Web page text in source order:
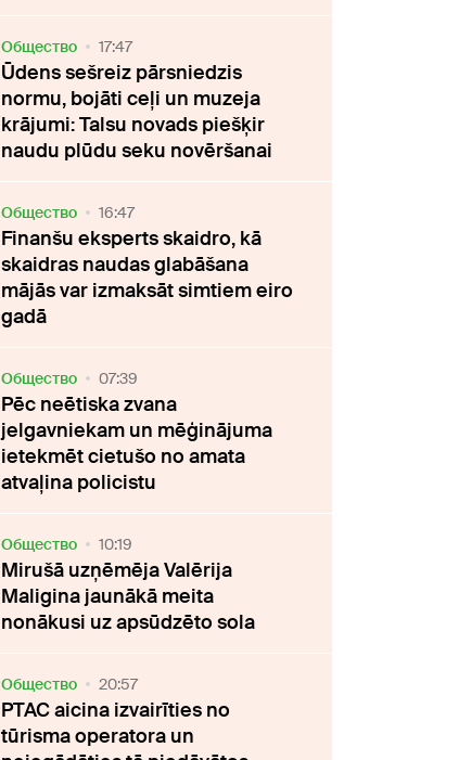
Oбщество 17:47
Ūdens sešreiz pārsniedzis
normu, bojāti ceļi un muzeja
krājumi: Talsu novads piešķir
naudu plūdu seku novēršanai
Oбщество 16:47
Finanšu eksperts skaidro, kā
skaidras naudas glabāšana
mājās var izmaksāt simtiem eiro
gadā
Oбщество 07:39
Pēc neētiska zvana
jelgavniekam un mēģinājuma
ietekmēt cietušo no amata
atvaļina policistu
Oбщество 10:19
Mirušā uzņēmēja Valērija
Maligina jaunākā meita
nonākusi uz apsūdzēto sola
Oбщество 20:57
PTAC aicina izvairīties no
tūrisma operatora un